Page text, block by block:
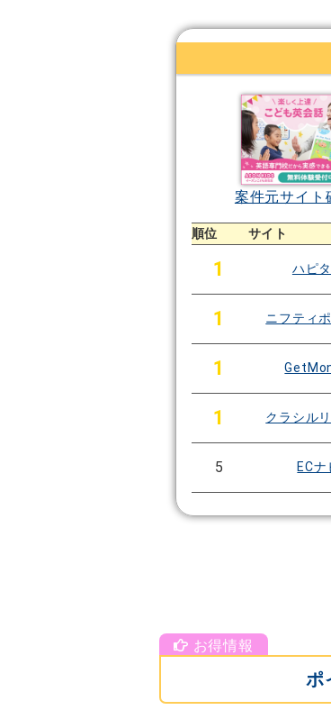
案件元サイト
順位 サイト
1 ハピ
1 ニフティ
1
1 クラシル
5 ECナ
ポ